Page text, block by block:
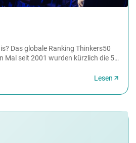
Das globale Ranking Thinkers50
Mal seit 2001 wurden kürzlich die 50
Lesen